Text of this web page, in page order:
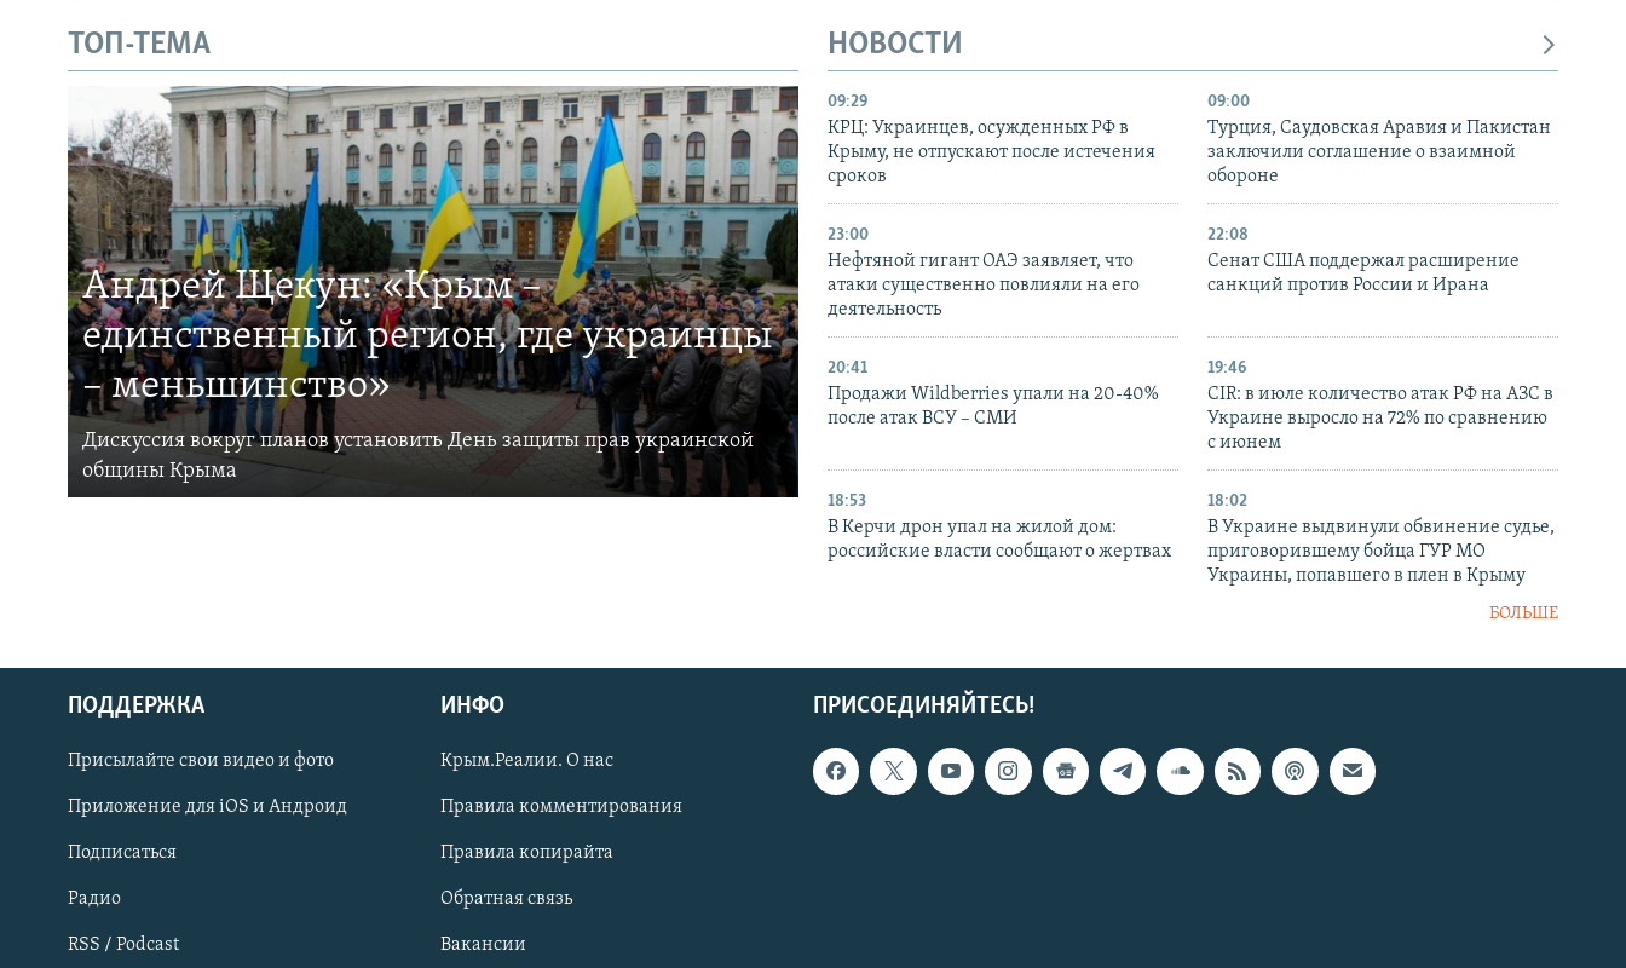
Українською
Qırımtatar
ПРИСОЕДИНЯЙТЕСЬ!
ТОП-ТЕМА
Андрей Щекун: «Крым –
единственный регион, где украинцы
– меньшинство»
Дискуссия вокруг планов установить День защиты прав украинской
общины Крыма
НОВОСТИ
09:29
КРЦ: Украинцев, осужденных РФ в
Крыму, не отпускают после истечения
сроков
09:00
Турция, Саудовская Аравия и Пакистан
заключили соглашение о взаимной
обороне
23:00
Нефтяной гигант ОАЭ заявляет, что
атаки существенно повлияли на его
деятельность
22:08
Сенат США поддержал расширение
санкций против России и Ирана
20:41
Продажи Wildberries упали на 20-40%
после атак ВСУ – СМИ
19:46
CIR: в июле количество атак РФ на АЗС в
Украине выросло на 72% по сравнению
с июнем
18:53
В Керчи дрон упал на жилой дом:
российские власти сообщают о жертвах
18:02
В Украине выдвинули обвинение судье,
приговорившему бойца ГУР МО
Украины, попавшего в плен в Крыму
БОЛЬШЕ
ПРИСОЕДИНЯЙТЕСЬ!
ПОДДЕРЖКА
Присылайте свои видео и фото
Приложение для iOS и Андроид
Подписаться
Радио
RSS / Podcast
ИНФО
Крым.Реалии. О нас
Правила комментирования
Правила копирайта
Обратная связь
Вакансии